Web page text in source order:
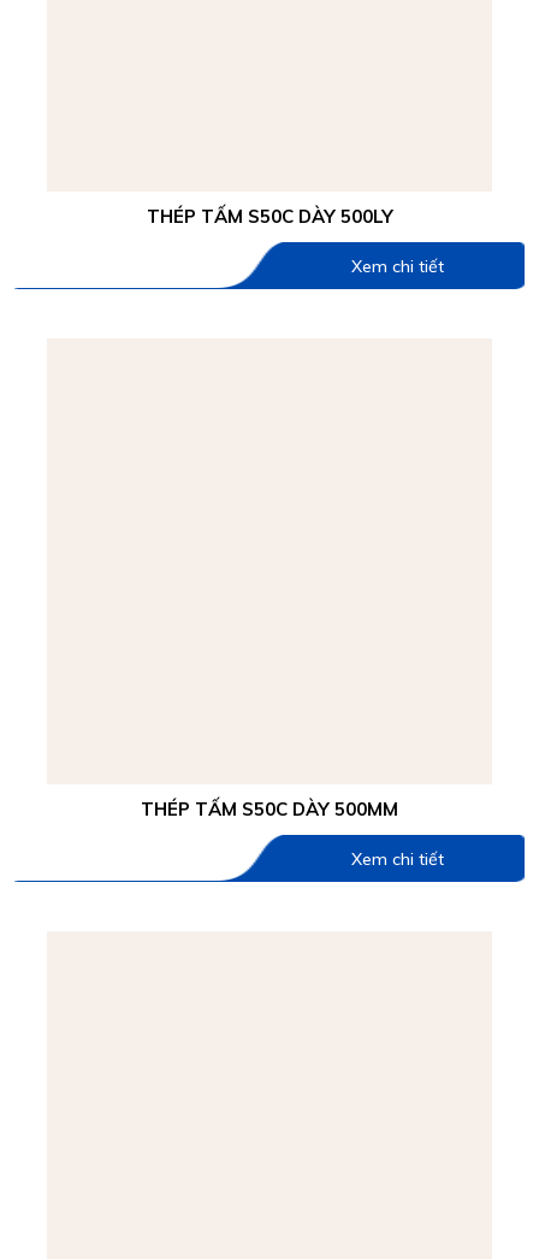
THÉP TẤM S50C DÀY 500LY
Xem chi tiết
THÉP TẤM S50C DÀY 500MM
Xem chi tiết